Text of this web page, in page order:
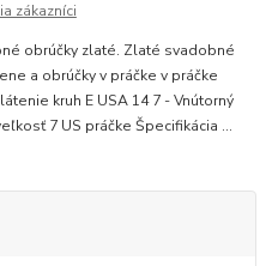
zákazníci
obrúčky zlaté. Zlaté svadobné
a obrúčky v práčke v práčke
kruh E USA 14 7 - Vnútorný
7 US práčke Špecifikácia ...